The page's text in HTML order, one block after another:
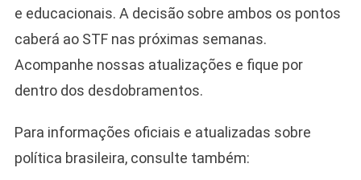
e educacionais. A decisão sobre ambos os pontos
caberá ao STF nas próximas semanas.
Acompanhe nossas atualizações e fique por
dentro dos desdobramentos.
Para informações oficiais e atualizadas sobre
política brasileira, consulte também: